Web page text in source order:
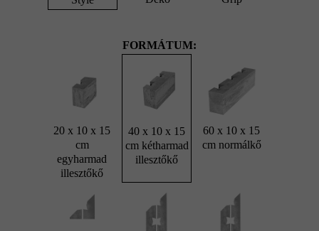
FORMÁTUM:
20 x 10 x 15
cm
egyharmad
illesztőkő
40 x 10 x 15
cm kétharmad
illesztőkő
60 x 10 x 15
cm normálkő